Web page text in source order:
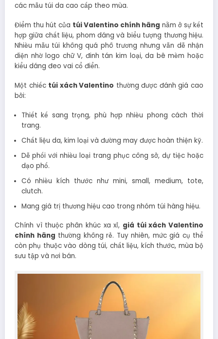
các mẫu túi da cao cấp theo mùa.
Điểm thu hút của túi Valentino chính hãng nằm ở sự kết
hợp giữa chất liệu, phom dáng và biểu tượng thương hiệu.
Nhiều mẫu túi không quá phô trương nhưng vẫn dễ nhận
diện nhờ logo chữ V, đinh tán kim loại, da bê mềm hoặc
kiểu dáng đeo vai cổ điển.
Một chiếc túi xách Valentino thường được đánh giá cao
bởi:
Thiết kế sang trọng, phù hợp nhiều phong cách thời
trang.
Chất liệu da, kim loại và đường may được hoàn thiện kỹ.
Dễ phối với nhiều loại trang phục công sở, dự tiệc hoặc
dạo phố.
Có nhiều kích thước như mini, small, medium, tote,
clutch.
Mang giá trị thương hiệu cao trong nhóm túi hàng hiệu.
Chính vì thuộc phân khúc xa xỉ, giá túi xách Valentino
chính hãng thường không rẻ. Tuy nhiên, mức giá cụ thể
còn phụ thuộc vào dòng túi, chất liệu, kích thước, mùa bộ
sưu tập và nơi bán.